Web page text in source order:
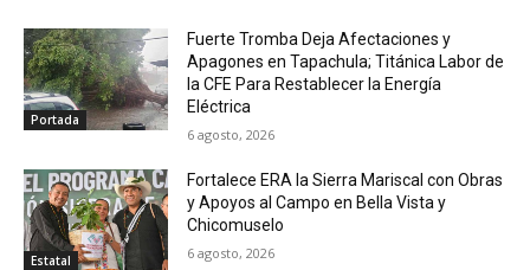
Portada
Fuerte Tromba Deja Afectaciones y
Apagones en Tapachula; Titánica Labor de
la CFE Para Restablecer la Energía
Eléctrica
6 agosto, 2026
Estatal
Fortalece ERA la Sierra Mariscal con Obras
y Apoyos al Campo en Bella Vista y
Chicomuselo
6 agosto, 2026